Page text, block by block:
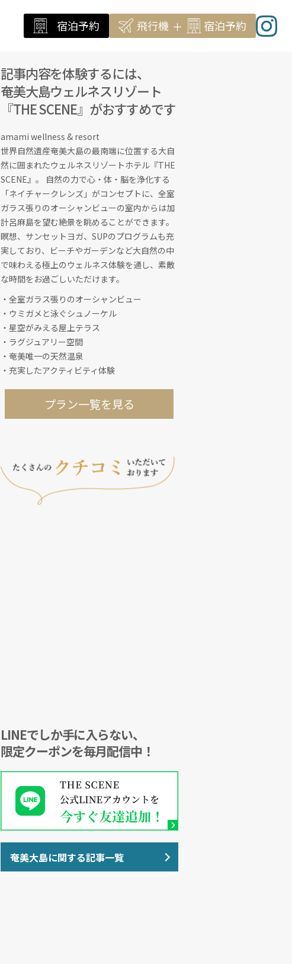
宿泊予約 飛行機 ＋ 宿泊予約
宿泊予約 飛行機 ＋ 宿泊予約
記事内容を体験するには、
奄美大島ウェルネスリゾート
『THE SCENE』がおすすめです
amami wellness & resort
世界自然遺産奄美大島の最南端に位置する大自
然に囲まれたウェルネスリゾートホテル『THE
SCENE』。 自然の力で心・体・脳を浄化する
「ネイチャークレンズ」がコンセプトに、全室
ガラス張りのオーシャンビューの室内からは加
計呂麻島を望む絶景を眺めることができます。
瞑想、サンセットヨガ、SUPのプログラムも充
実しており、ビーチやガーデンなど大自然の中
で味わえる極上のウェルネス体験を通し、素敵
な時間をお過ごしいただけます。
・全室ガラス張りのオーシャンビュー
・ウミガメと泳ぐシュノーケル
・星空がみえる屋上テラス
・ラグジュアリー空間
・奄美唯一の天然温泉
・充実したアクティビティ体験
プラン一覧を見る
LINEでしか手に入らない、
限定クーポンを毎月配信中！
奄美大島に関する記事一覧